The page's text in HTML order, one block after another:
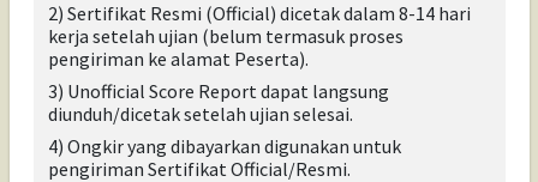
2) Sertifikat Resmi (Official) dicetak dalam 8-14 hari
kerja setelah ujian (belum termasuk proses
pengiriman ke alamat Peserta).
3) Unofficial Score Report dapat langsung
diunduh/dicetak setelah ujian selesai.
4) Ongkir yang dibayarkan digunakan untuk
pengiriman Sertifikat Official/Resmi.